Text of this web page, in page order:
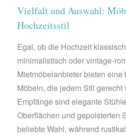
Vielfalt und Auswahl:
Hochzeitsstil
Egal, ob die Hochzeit
minimalistisch oder vintage-
Mietmöbelanbieter bieten eine
Möbeln, die jedem Stil gerecht
Empfänge sind elegante
Oberflächen und gepolsterten
beliebte Wahl, während